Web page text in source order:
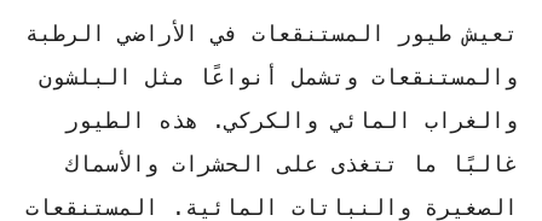
تعيش طيور المستنقعات في الأراضي الرطبة
والمستنقعات وتشمل أنواعًا مثل البلشون
والغراب المائي والكركي. هذه الطيور
غالبًا ما تتغذى على الحشرات والأسماك
الصغيرة والنباتات المائية. المستنقعات